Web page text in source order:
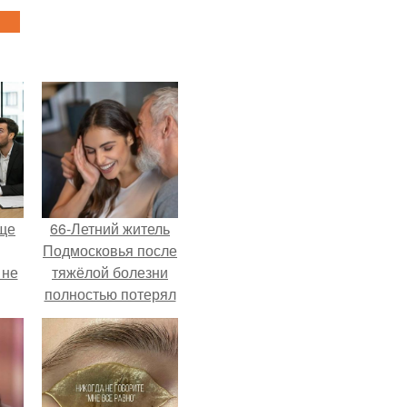
66-Летний житель
Подмосковья после
тяжёлой болезни
полностью потерял
потенцию, но
решил
восстановить
интимную жизнь с